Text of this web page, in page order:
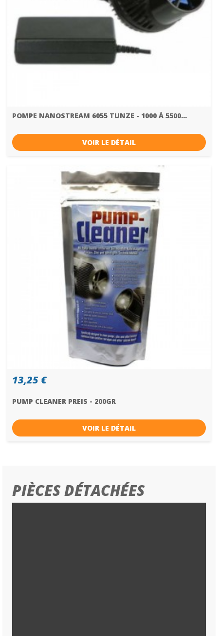
POMPE NANOSTREAM 6055 TUNZE - 1000 À 5500...
VOIR LE DÉTAIL
13,25 €
PUMP CLEANER PREIS - 200GR
VOIR LE DÉTAIL
PIÈCES DÉTACHÉES